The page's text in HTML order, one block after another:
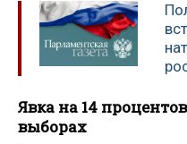
Явка на 14
выборах